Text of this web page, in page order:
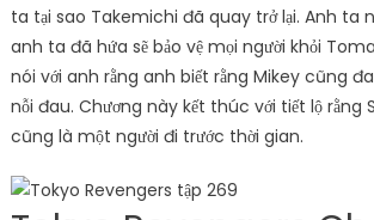
ta tại sao Takemichi đã quay trở lại. Anh ta
anh ta đã hứa sẽ bảo vệ mọi người khỏi
nói với anh rằng anh biết rằng Mikey cũng
nỗi đau. Chương này kết thúc với tiết lộ rằng
cũng là một người đi trước thời gian.